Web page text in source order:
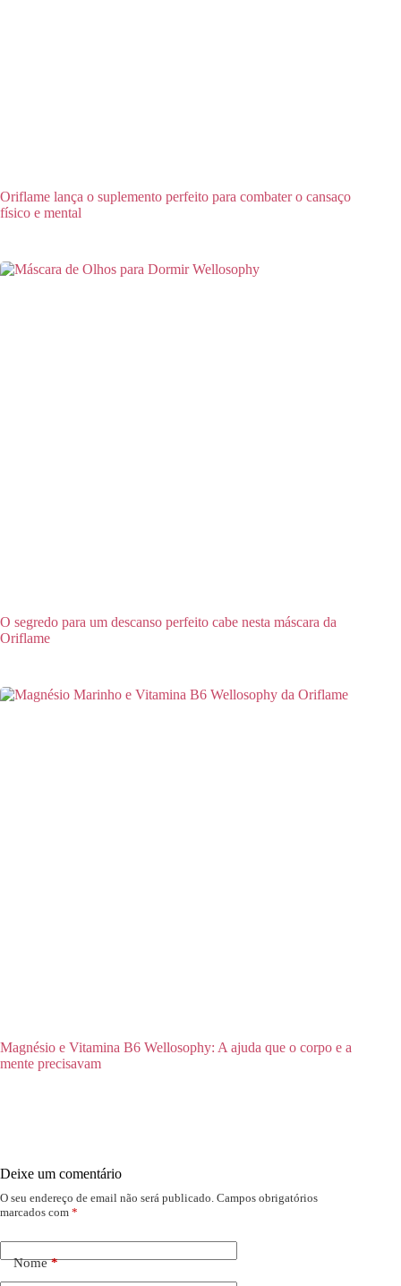
Oriflame lança o suplemento perfeito para combater o cansaço
físico e mental
O segredo para um descanso perfeito cabe nesta máscara da
Oriflame
Magnésio e Vitamina B6 Wellosophy: A ajuda que o corpo e a
mente precisavam
Deixe um comentário
O seu endereço de email não será publicado. Campos obrigatórios
marcados com *
Nome*